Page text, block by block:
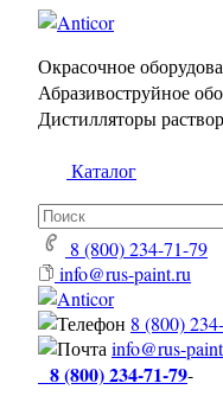
Окрасочное
Абразивоструйное
Дистилляторы
Каталог
8 (800) 234-71-79
info@rus-paint.ru
8 (800)
info@rus-
8 (800) 234-71-79-